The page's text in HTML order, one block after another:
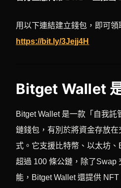
用以下連結建立錢包，即可領
https://bit.ly/3Jejj4H
Bitget Wallet
Bitget Wallet 是一款「自我託
鏈錢包，有別於將資金存放
式。它支援比特幣、以太坊
超過 100 條公鏈，除了Swap
能，Bitget Wallet 還提供